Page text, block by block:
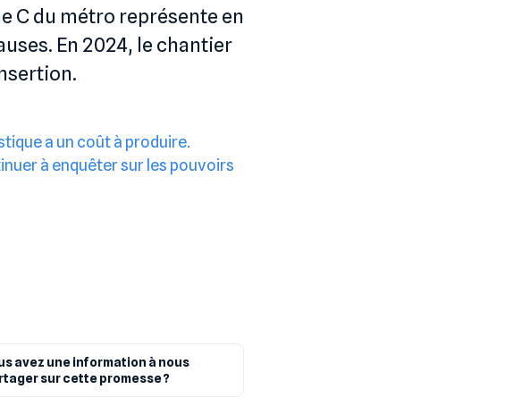
C du métro représente en
En 2024, le chantier
a un coût à produire.
à enquêter sur les pouvoirs
avez une information à nous
sur cette promesse ?